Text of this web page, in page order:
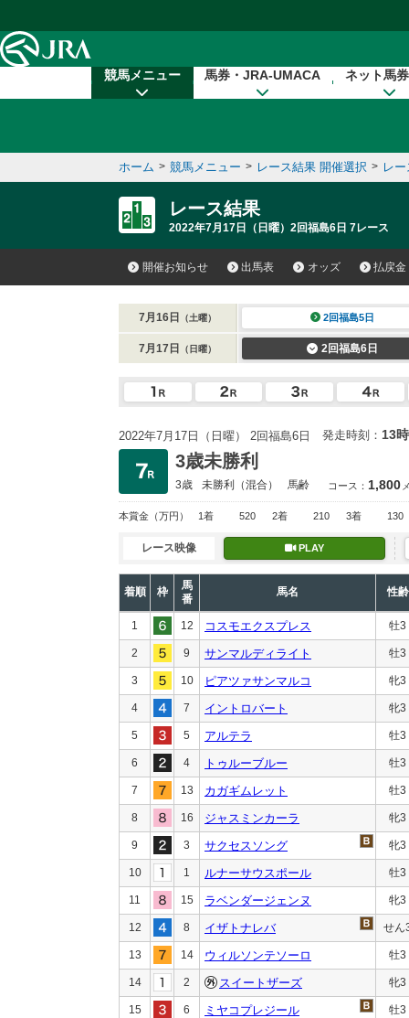
競馬メニュー 馬券・JRA-UMACA ネット馬
ホーム > 競馬メニュー > レース結果 開催選択 > レ
レース結果
2022年7月17日（日曜）2回福島6日 7レース
開催お知らせ 出馬表 オッズ 払戻金
7月16日 （土曜） 2回福島5日
7月17日 （日曜） 2回福島6日
2022年7月17日（日曜） 2回福島6日 発走時刻： 13
3歳未勝利
3歳 未勝利 （混合） 馬齢 コース： 1,800
本賞金 （万円） 1着 520 2着 210 3着 130
レース映像 PLAY
着順 枠
馬
番
馬名 性齢
1 12 コスモエクスプレス 牡3
2 9 サンマルディライト 牡3
3 10 ピアツァサンマルコ 牝3
4 7 イントロバート 牝3
5 5 アルテラ 牡3
6 4 トゥルーブルー 牡3
7 13 カガギムレット 牡3
8 16 ジャスミンカーラ 牝3
9 3 サクセスソング 牝3
10 1 ルナーサウスポール 牡3
11 15 ラベンダージェンヌ 牝3
12 8 イザトナレバ せん
13 14 ウィルソンテソーロ 牡3
14 2 スイートザーズ 牝3
15 6 ミヤコプレジール 牡3